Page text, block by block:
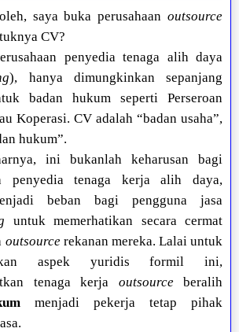
saya buka perusahaanoutsource
CV?
penyedia tenaga alih daya
), hanya dimungkinkan sepanjang
badan hukum seperti Perseroan
Koperasi. CV adalah “badan usaha”,
hukum”.
ini bukanlah keharusan bagi
penyedia tenaga kerja alih daya,
beban bagi pengguna jasa
untuk memerhatikan secara cermat
outsourcerekanan mereka. Lalai untuk
aspek yuridis formil ini,
tenaga kerja outsourceberalih
menjadi pekerja tetap pihak